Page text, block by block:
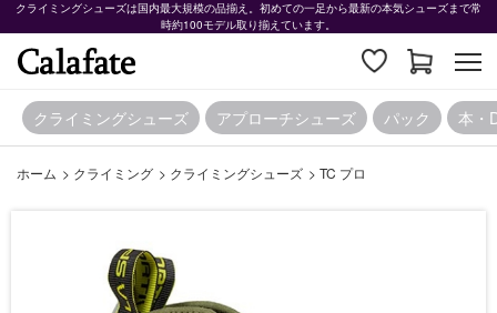
クライミングシューズは国内最大規模の品揃え。初めての一足から最新の本気シューズまで常
時約100モデル取り揃えています。
クライミングシューズ アプローチシューズ パック 本・
ホーム > クライミング > クライミングシューズ > TC プロ